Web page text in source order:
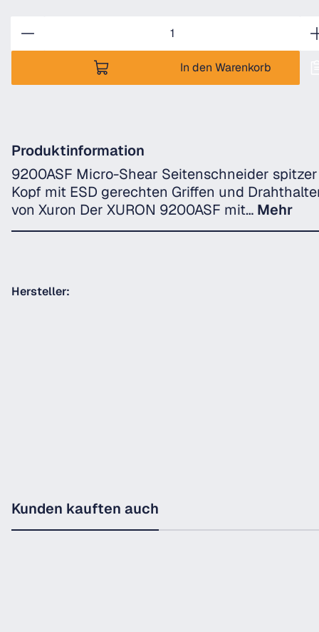
In den Warenkorb
Produktinformation
9200ASF Micro-Shear Seitenschneider spitzer
Kopf mit ESD gerechten Griffen und
von Xuron Der XURON 9200ASF mit… Mehr
Hersteller:
Kunden kauften auch